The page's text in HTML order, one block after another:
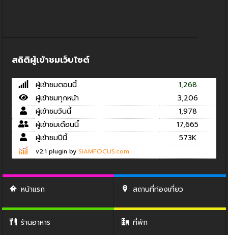
สถิติผู้เข้าชมเว็บไซต์
ผู้เข้าชมตอนนี้
1,268
ผู้เข้าชมทุกหน้า
3,206
ผู้เข้าชมวันนี้
1,978
ผู้เข้าชมเดือนนี้
17,665
ผู้เข้าชมปีนี้
573K
v2.1 plugin by SiAMFOCUS.com
หน้าแรก สถานที่ท่องเที่ยว
ร้านอาหาร ที่พัก